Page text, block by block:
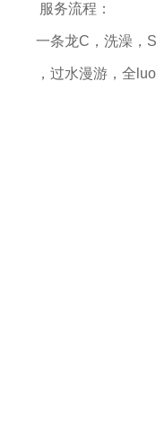
服务流程：
一条龙C，洗澡，
，过水漫游，全